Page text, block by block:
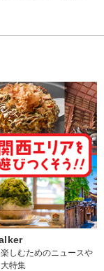
しむためのニュースや
特集